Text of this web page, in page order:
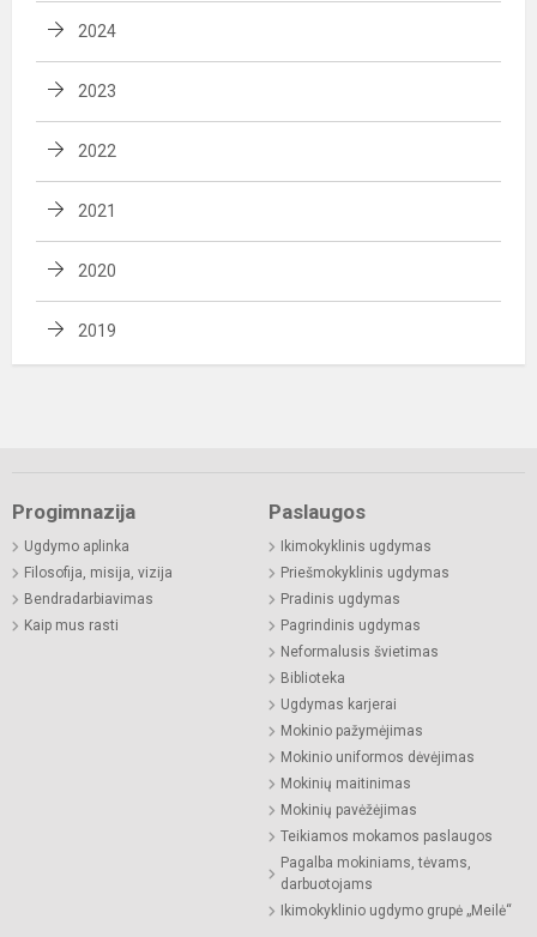
2024
2023
2022
2021
2020
2019
Progimnazija
Ugdymo aplinka
Filosofija, misija, vizija
Bendradarbiavimas
Kaip mus rasti
Paslaugos
Ikimokyklinis ugdymas
Priešmokyklinis ugdymas
Pradinis ugdymas
Pagrindinis ugdymas
Neformalusis švietimas
Biblioteka
Ugdymas karjerai
Mokinio pažymėjimas
Mokinio uniformos dėvėjimas
Mokinių maitinimas
Mokinių pavėžėjimas
Teikiamos mokamos paslaugos
Pagalba mokiniams, tėvams,
darbuotojams
Ikimokyklinio ugdymo grupė „Meilė“